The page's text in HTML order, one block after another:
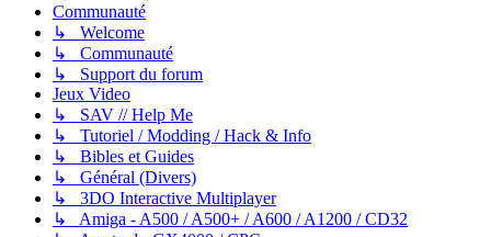
Communauté
↳ Welcome
↳ Communauté
↳ Support du forum
Jeux Video
↳ SAV // Help Me
↳ Tutoriel / Modding / Hack & Info
↳ Bibles et Guides
↳ Général (Divers)
↳ 3DO Interactive Multiplayer
↳ Amiga - A500 / A500+ / A600 / A1200 / CD32